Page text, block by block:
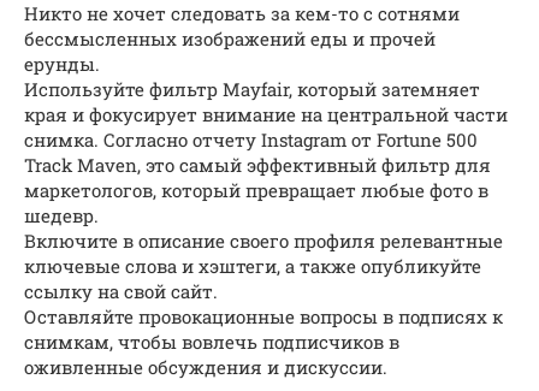
Никто не хочет следовать за кем-то с сотнями
бессмысленных изображений еды и прочей
ерунды.
Используйте фильтр Mayfair, который затемняет
края и фокусирует внимание на центральной части
снимка. Согласно отчету Instagram от Fortune 500
Track Maven, это самый эффективный фильтр для
маркетологов, который превращает любые фото в
шедевр.
Включите в описание своего профиля релевантные
ключевые слова и хэштеги, а также опубликуйте
ссылку на свой сайт.
Оставляйте провокационные вопросы в подписях к
снимкам, чтобы вовлечь подписчиков в
оживленные обсуждения и дискуссии.